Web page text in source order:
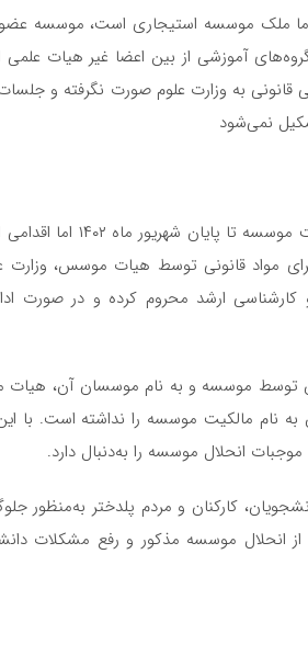
دارا بودن زمین ۴۰ میلیارد تومانی، اما ملک موسسه استیجاری است،
آموزشی از بین اعضا غیر هیات علمی
موسسه از سال ۱۳۸۹ تاکنون با معرفی قانونی به وزارت علوم صورت نگرفته
نمی‌شود
علی‌رغم پیگیری‌ها و نامه‌نگاری‌های مکرر از استان و مرکز مبنی بر ثبت
مواد قانونی توسط هیات موسس، وزارت
و کارشناسی ارشد محروم کرده و در صورت
آن توسط موسسه و به نام موسسان آن،
نام مالکیت موسسه را نداشته است. با
انحلال موسسه را به‌دنبال دارد.
کارکنان و مردم پلدختر به‌منظور
انحلال موسسه مذکور و رفع مشکلات